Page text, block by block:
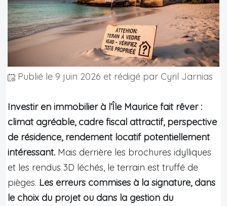
Publié le 9 juin 2026 et rédigé par Cyril Jarnias
Investir en immobilier à l’Île Maurice fait rêver :
climat agréable, cadre fiscal attractif, perspective
de résidence, rendement locatif potentiellement
intéressant. Mais derrière les brochures idylliques
et les rendus 3D léchés, le terrain est truffé de
pièges. Les erreurs commises à la signature, dans
le choix du projet ou dans la gestion du